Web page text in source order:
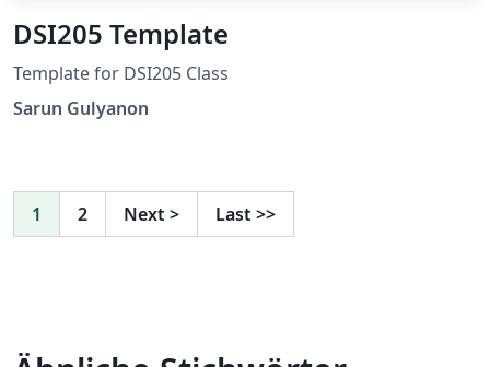
DSI205 Template
Template for DSI205 Class
Sarun Gulyanon
1 2 Next > Last >>